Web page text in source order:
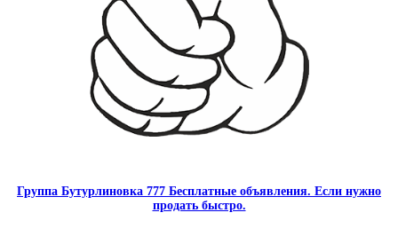
Группа Бутурлиновка 777 Бесплатные объявления. Если нужно
продать быстро.